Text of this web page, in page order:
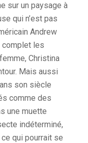
sur un paysage à
qui n’est pas
Andrew
complet les
Christina
Mais aussi
son siècle
comme des
une muette
indéterminé,
qui pourrait se